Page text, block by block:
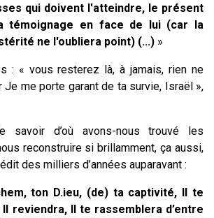
qui doivent l'atteindre, le présent
témoignage en face de lui (car la
ne l'oubliera point) (...) »
: « vous resterez là, à jamais, rien ne
Je me porte garant de ta survie, Israël »,
savoir d’où avons-nous trouvé les
reconstruire si brillamment, ça aussi,
des milliers d’années auparavant :
ton D.ieu, (de) ta captivité, Il te
reviendra, Il te rassemblera d’entre